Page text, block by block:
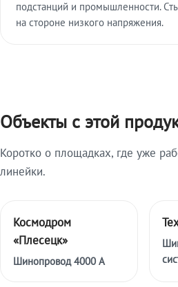
подстанций и промышленности.
на стороне низкого напряжения.
Объекты с этой
Коротко о площадках, где уже
линейки.
Космодром
«Плесецк»
Шинопровод 4000 А